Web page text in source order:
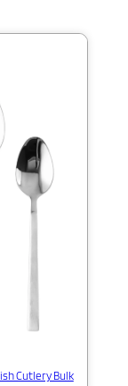
Cutlery Bulk